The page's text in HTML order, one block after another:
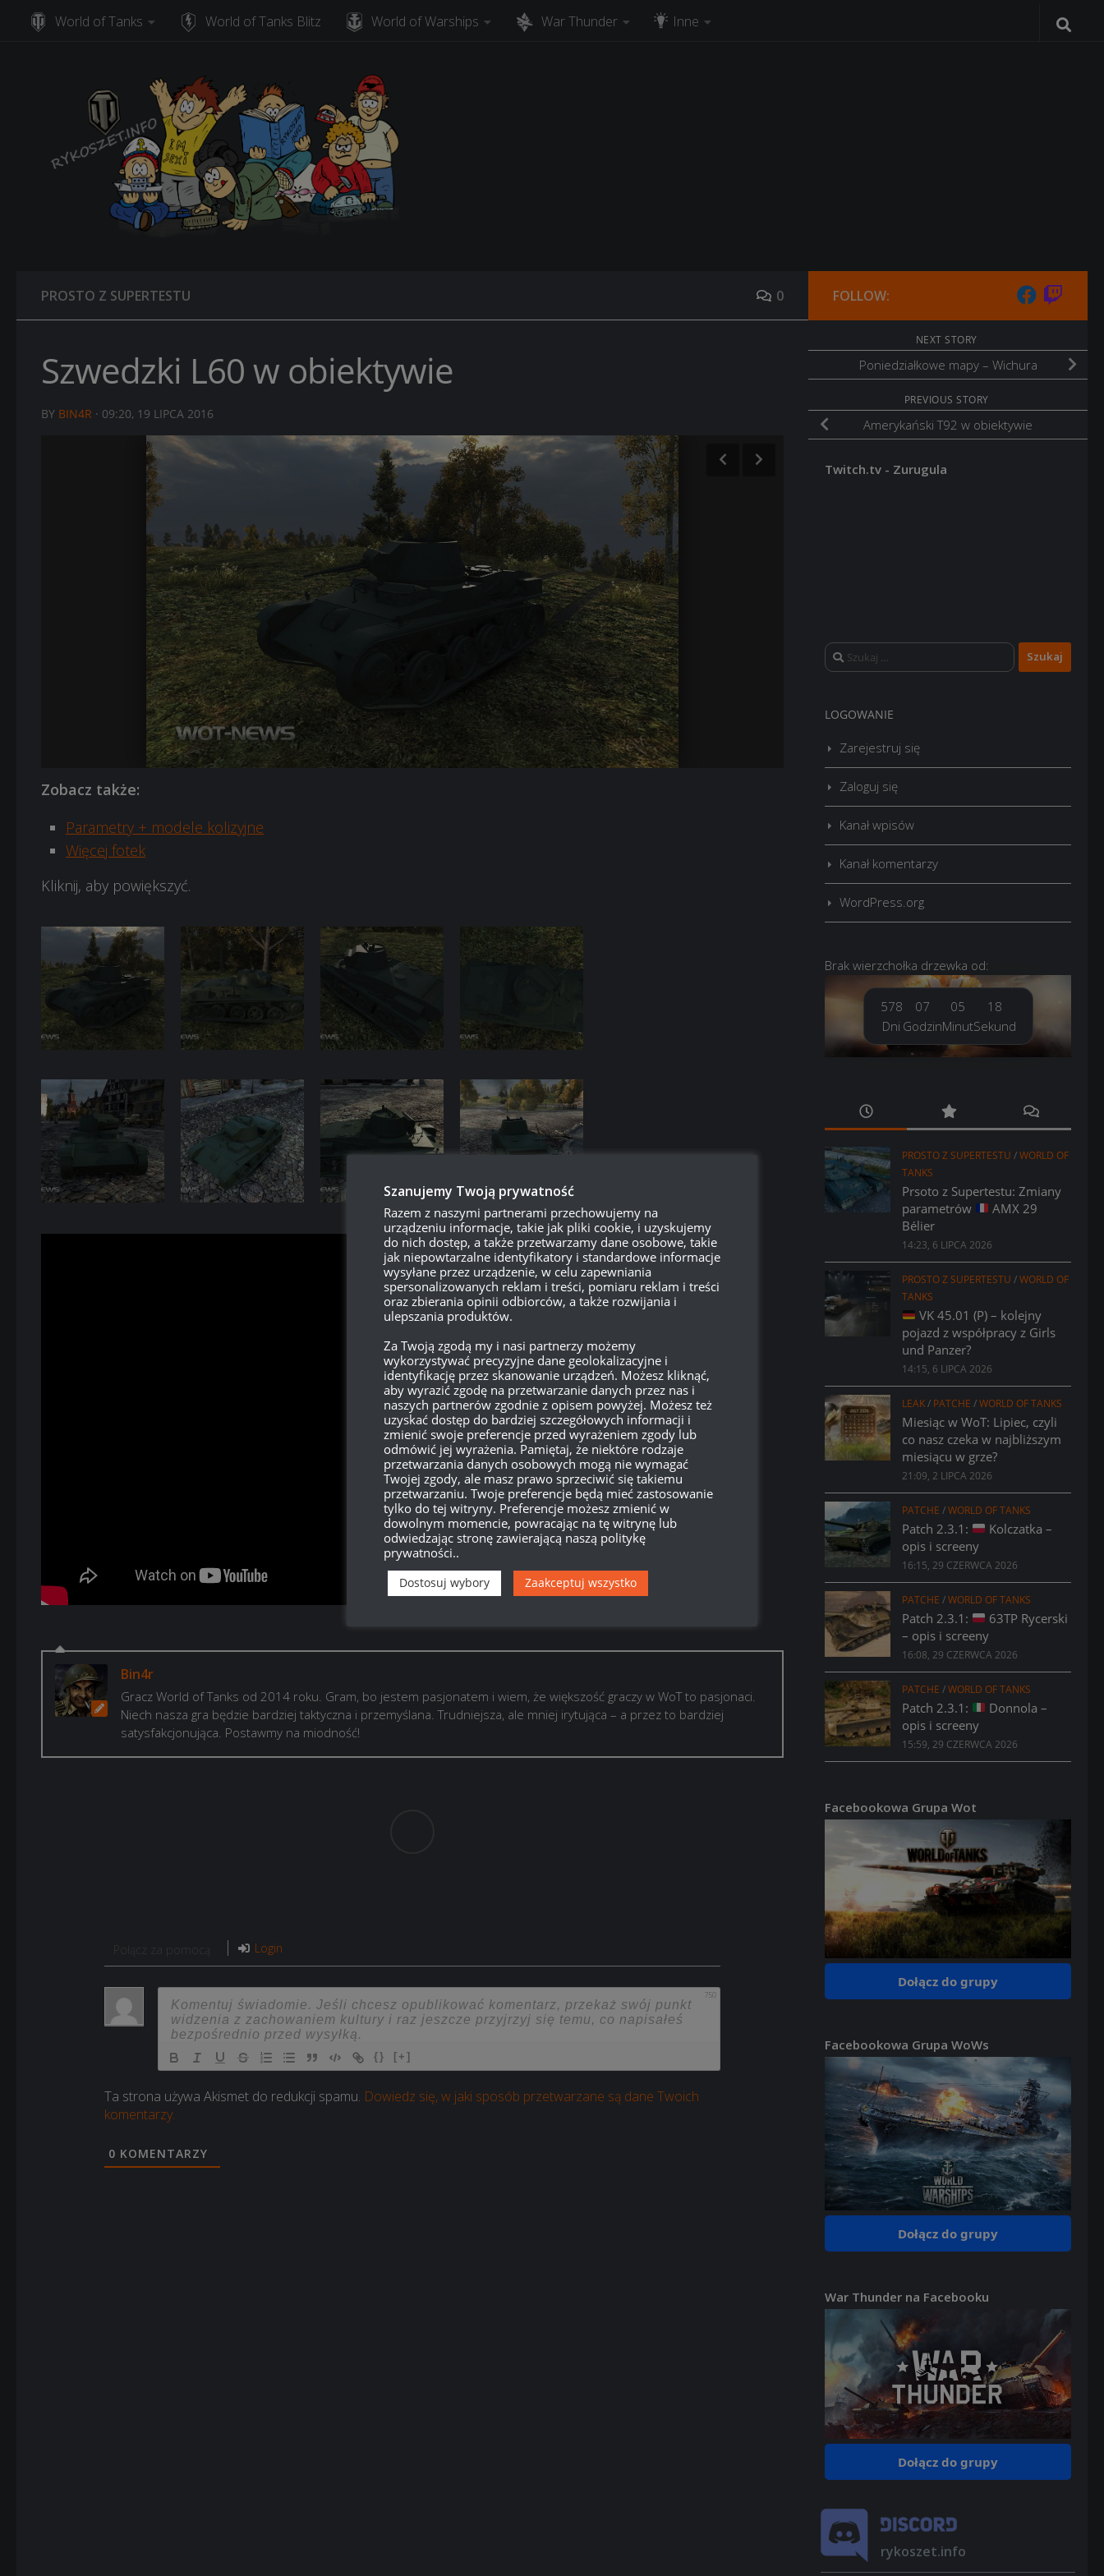
Skip to content
World of Tanks World of Tanks Blitz World of Warships War Thunder Inne
PROSTO Z SUPERTESTU 0
Szwedzki L60 w obiektywie
BY BIN4R · 09:20, 19 LIPCA 2016
Zobacz także:
Parametry + modele kolizyjne
Więcej fotek
Kliknij, aby powiększyć.
Bin4r
Gracz World of Tanks od 2014 roku. Gram, bo jestem pasjonatem i wiem, że większość graczy w WoT to pasjonaci.
Niech nasza gra będzie bardziej taktyczna i przemyślana. Trudniejsza, ale mniej irytująca – a przez to bardziej
satysfakcjonująca. Postawmy na miodność!
Login
750
{} [+]
Ta strona używa Akismet do redukcji spamu. Dowiedz się, w jaki sposób przetwarzane są dane Twoich
komentarzy.
0 KOMENTARZY
FOLLOW:
NEXT STORY
Poniedziałkowe mapy – Wichura
PREVIOUS STORY
Amerykański T92 w obiektywie
Twitch.tv - Zurugula
Szukaj:
LOGOWANIE
Zarejestruj się
Zaloguj się
Kanał wpisów
Kanał komentarzy
WordPress.org
Brak wierzchołka drzewka od:
578
Dni
07
Godzin
05
Minut
20
Sekund
PROSTO Z SUPERTESTU /WORLD OF
TANKS
Prsoto z Supertestu: Zmiany
parametrów
AMX 29
Bélier
14:23, 6 LIPCA 2026
PROSTO Z SUPERTESTU /WORLD OF
TANKS
VK 45.01 (P) – kolejny
pojazd z współpracy z Girls
und Panzer?
14:15, 6 LIPCA 2026
LEAK/ PATCHE /WORLD OF TANKS
Miesiąc w WoT: Lipiec, czyli
co nasz czeka w najbliższym
miesiącu w grze?
21:09, 2 LIPCA 2026
PATCHE /WORLD OF TANKS
Patch 2.3.1:
Kolczatka –
opis i screeny
16:15, 29 CZERWCA 2026
PATCHE /WORLD OF TANKS
Patch 2.3.1:
63TP Rycerski
– opis i screeny
16:08, 29 CZERWCA 2026
PATCHE /WORLD OF TANKS
Patch 2.3.1:
Donnola –
opis i screeny
15:59, 29 CZERWCA 2026
Facebookowa Grupa Wot
Dołącz do grupy
Facebookowa Grupa WoWs
Dołącz do grupy
War Thunder na Facebooku
Dołącz do grupy
rykoszet.info
Szanujemy Twoją prywatność
Razem z naszymi partnerami przechowujemy na
urządzeniu informacje, takie jak pliki cookie, i uzyskujemy
do nich dostęp, a także przetwarzamy dane osobowe, takie
jak niepowtarzalne identyfikatory i standardowe informacje
wysyłane przez urządzenie, w celu zapewniania
spersonalizowanych reklam i treści, pomiaru reklam i treści
oraz zbierania opinii odbiorców, a także rozwijania i
ulepszania produktów.
Za Twoją zgodą my i nasi partnerzy możemy
wykorzystywać precyzyjne dane geolokalizacyjne i
identyfikację przez skanowanie urządzeń. Możesz kliknąć,
aby wyrazić zgodę na przetwarzanie danych przez nas i
naszych partnerów zgodnie z opisem powyżej. Możesz też
uzyskać dostęp do bardziej szczegółowych informacji i
zmienić swoje preferencje przed wyrażeniem zgody lub
odmówić jej wyrażenia. Pamiętaj, że niektóre rodzaje
przetwarzania danych osobowych mogą nie wymagać
Twojej zgody, ale masz prawo sprzeciwić się takiemu
przetwarzaniu. Twoje preferencje będą mieć zastosowanie
tylko do tej witryny. Preferencje możesz zmienić w
dowolnym momencie, powracając na tę witrynę lub
odwiedzając stronę zawierającą naszą politykę
prywatności..
Dostosuj wybory Zaakceptuj wszystko